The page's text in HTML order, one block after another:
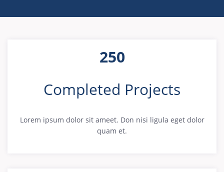
250
Completed Projects
Lorem ipsum dolor sit ameet. Don nisi ligula eget dolor
quam et.